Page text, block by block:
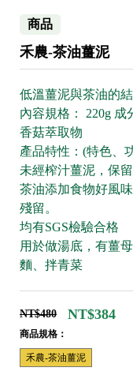
商品
禾農-茶油薑泥
低溫薑泥與茶油的
內容規格： 220g 成
香菇萃取物
產品特性：(特色、
未經榨汁薑泥，保
茶油添加食物好風
殘留。
均有SGS檢驗合格
用於做湯底，有薑
麵、拌青菜
NT$480 NT$384
商品規格：
禾農-茶油薑泥